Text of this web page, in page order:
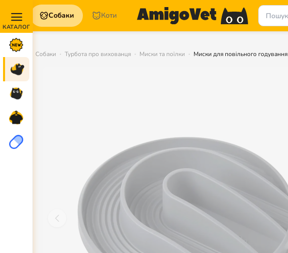
Собаки Коти
Собаки Турбота про вихованця Миски та поїлки Миски для повільного годування
Новинки